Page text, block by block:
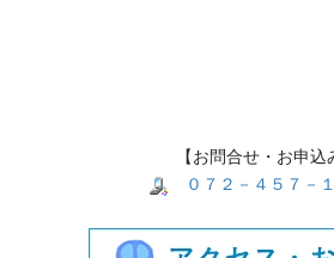
【お問合せ・お申込
０７２－４５７－